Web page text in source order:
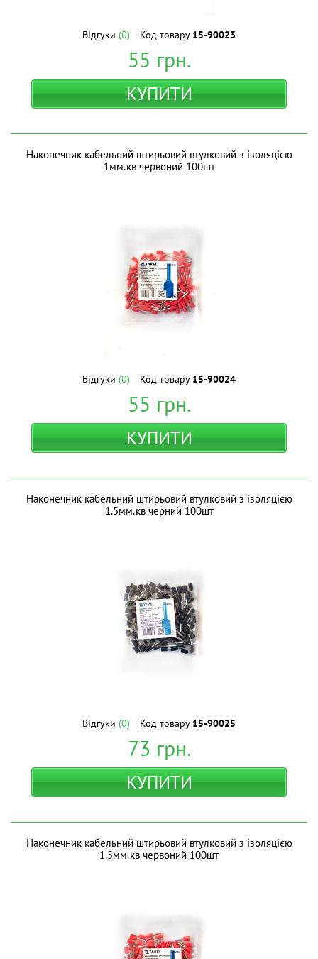
Відгуки (0) Код товару 15-90023
55 грн.
КУПИТИ
Наконечник кабельний штирьовий втулковий з ізоляцією
1мм.кв червоний 100шт
Відгуки (0) Код товару 15-90024
55 грн.
КУПИТИ
Наконечник кабельний штирьовий втулковий з ізоляцією
1.5мм.кв черний 100шт
Відгуки (0) Код товару 15-90025
73 грн.
КУПИТИ
Наконечник кабельний штирьовий втулковий з ізоляцією
1.5мм.кв червоний 100шт